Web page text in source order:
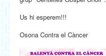
Us hi esperem!!!
Osona Contra el Càncer